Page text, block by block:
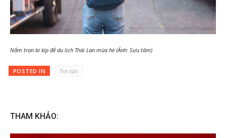
Nắm trọn bí kíp để du lịch Thái Lan mùa hè (Ảnh: Sưu tầm)
POSTED IN Tin tức
THAM KHẢO: